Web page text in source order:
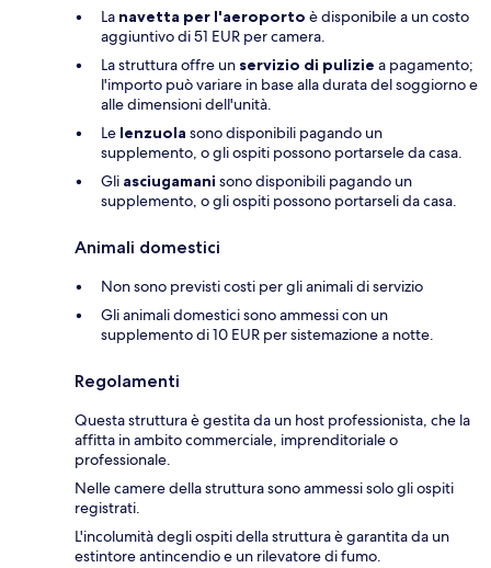
La navetta per l'aeroporto è disponibile a un costo
aggiuntivo di 51 EUR per camera.
La struttura offre un servizio di pulizie a pagamento;
l'importo può variare in base alla durata del soggiorno e
alle dimensioni dell'unità.
Le lenzuola sono disponibili pagando un
supplemento, o gli ospiti possono portarsele da casa.
Gli asciugamani sono disponibili pagando un
supplemento, o gli ospiti possono portarseli da casa.
Animali domestici
Non sono previsti costi per gli animali di servizio
Gli animali domestici sono ammessi con un
supplemento di 10 EUR per sistemazione a notte.
Regolamenti
Questa struttura è gestita da un host professionista, che la
affitta in ambito commerciale, imprenditoriale o
professionale.
Nelle camere della struttura sono ammessi solo gli ospiti
registrati.
L'incolumità degli ospiti della struttura è garantita da un
estintore antincendio e un rilevatore di fumo.